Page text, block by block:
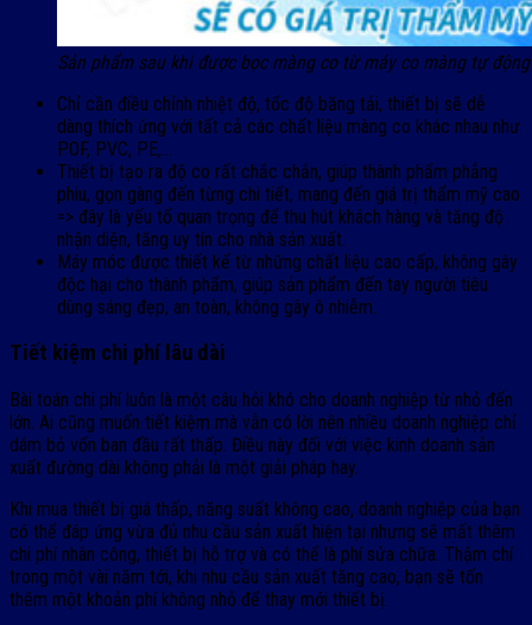
Sản phẩm sau khi được bọc màng co từ máy co màng tự
Chỉ cần điều chỉnh nhiệt độ, tốc độ băng tải, thiết bị sẽ dễ
dàng thích ứng với tất cả các chất liệu màng co khác nhau như
POF, PVC, PE,…
Thiết bị tạo ra độ co rất chắc chắn, giúp thành phẩm phẳng
phiu, gọn gàng đến từng chi tiết, mang đến giá trị thẩm mỹ cao
=> đây là yếu tố quan trọng để thu hút khách hàng và tăng độ
nhận diện, tăng uy tín cho nhà sản xuất.
Máy móc được thiết kế từ những chất liệu cao cấp, không gây
độc hại cho thành phẩm, giúp sản phẩm đến tay người tiêu
dùng sáng đẹp, an toàn, không gây ô nhiễm.
Tiết kiệm chi phí lâu dài
Bài toán chi phí luôn là một câu hỏi khó cho doanh nghiệp từ nhỏ đến
lớn. Ai cũng muốn tiết kiệm mà vẫn có lời nên nhiều doanh nghiệp chỉ
dám bỏ vốn ban đầu rất thấp. Điều này đối với việc kinh doanh sản
xuất đường dài không phải là một giải pháp hay.
Khi mua thiết bị giá thấp, năng suất không cao, doanh nghiệp của bạn
có thể đáp ứng vừa đủ nhu cầu sản xuất hiện tại nhưng sẽ mất thêm
chi phí nhân công, thiết bị hỗ trợ và có thể là phí sửa chữa. Thậm chí
trong một vài năm tới, khi nhu cầu sản xuất tăng cao, bạn sẽ tốn
thêm một khoản phí không nhỏ để thay mới thiết bị.